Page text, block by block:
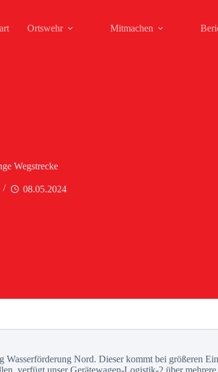
Ortswehr Mitmachen
Wegstrecke
08.05.2024
Nord. Dieser kommt bei größeren
verfügt unser Gerätewagen-Logistik-2 über